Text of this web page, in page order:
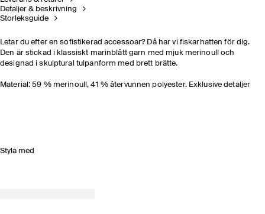
Detaljer & beskrivning
Storleksguide
Letar du efter en sofistikerad accessoar? Då har vi fiskarhatten för dig.
Den är stickad i klassiskt marinblått garn med mjuk merinoull och
designad i skulptural tulpanform med brett brätte.
Material: 59 % merinoull, 41 % återvunnen polyester. Exklusive detaljer
Styla med